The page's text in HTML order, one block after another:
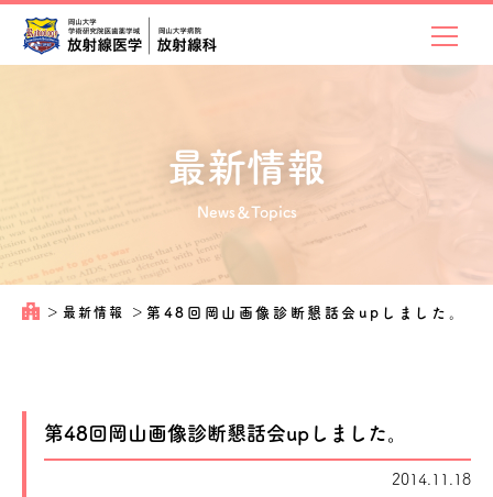
最新情報
News＆Topics
＞ 最新情報 ＞ 第48回岡山画像診断懇話会upしました。
第48回岡山画像診断懇話会upしました。
2014.11.18